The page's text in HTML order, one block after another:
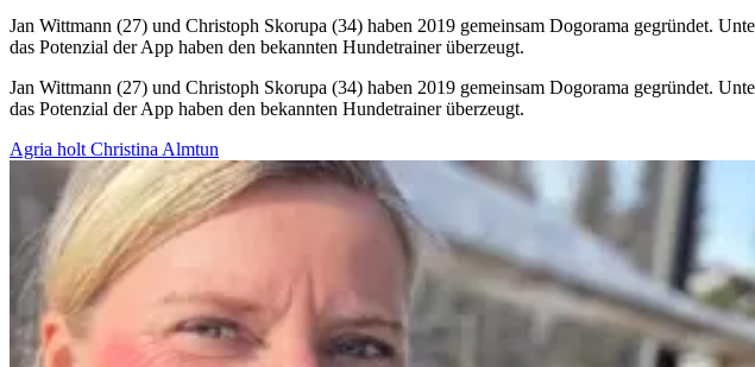
Jan Wittmann (27) und Christoph Skorupa (34) haben 2019 gemeinsam Dogorama gegründet.
das Potenzial der App haben den bekannten Hundetrainer überzeugt.
Jan Wittmann (27) und Christoph Skorupa (34) haben 2019 gemeinsam Dogorama gegründet.
das Potenzial der App haben den bekannten Hundetrainer überzeugt.
Agria holt Christina Almtun